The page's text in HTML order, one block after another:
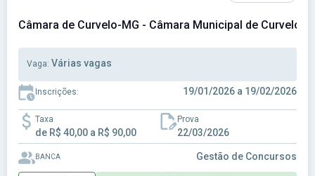
Câmara de Curvelo-MG - Câmara Municipal de Curvelo-
Vaga: Várias vagas
Inscrições: 19/01/2026 a 19/02/2026
Taxa
de R$ 40,00 a R$ 90,00
Prova
22/03/2026
BANCA Gestão de Concursos